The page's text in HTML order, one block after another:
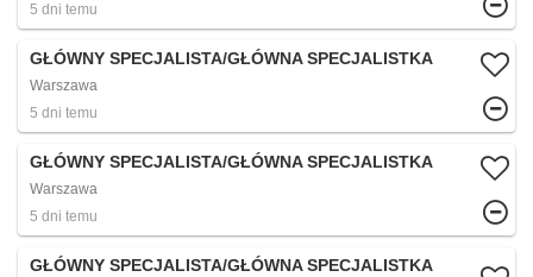
5 dni temu
GŁÓWNY SPECJALISTA/GŁÓWNA SPECJALISTKA
Warszawa
5 dni temu
GŁÓWNY SPECJALISTA/GŁÓWNA SPECJALISTKA
Warszawa
5 dni temu
GŁÓWNY SPECJALISTA/GŁÓWNA SPECJALISTKA